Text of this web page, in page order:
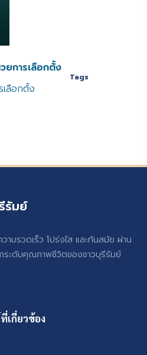
ยการเลือกตั้ง
Tags
เลือกตั้ง
รัมย์
ามรวดเร็ว โปร่งใส และทันสมัย ผ่าน
ระดับคุณภาพชีวิตของชาวบุรีรัมย์
เกี่ยวข้อง